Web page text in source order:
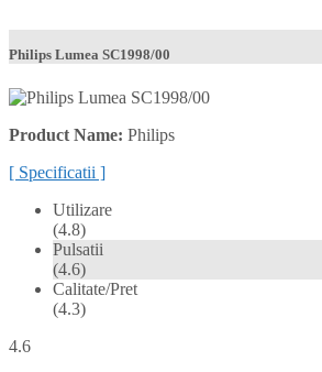
Philips Lumea SC1998/00
Product Name: Philips
[ Specificatii ]
Utilizare
(4.8)
Pulsatii
(4.6)
Calitate/Pret
(4.3)
4.6